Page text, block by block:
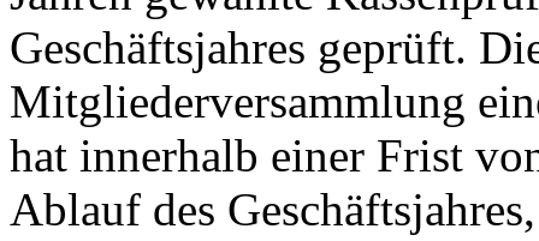
Geschäftsjahres geprüft.
Mitgliederversammlung
hat innerhalb einer Frist
Ablauf des